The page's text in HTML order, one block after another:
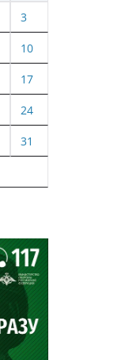
3
10
17
24
31